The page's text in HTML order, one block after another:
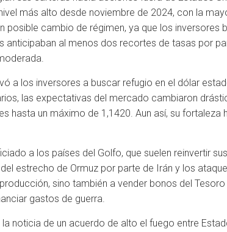
más alto desde noviembre de 2024, con la
posible cambio de régimen, ya que los
al menos dos recortes de tasas por
a los inversores a buscar refugio en el dólar
las expectativas del mercado cambiaron
hasta un máximo de 1,1420. Aun así, su
a los países del Golfo, que suelen reinvertir
estrecho de Ormuz por parte de Irán y los
sino también a vender bonos del
gastos de guerra.
noticia de un acuerdo de alto el fuego entre